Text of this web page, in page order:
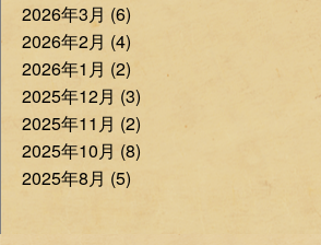
2026年3月 (6)
2026年2月 (4)
2026年1月 (2)
2025年12月 (3)
2025年11月 (2)
2025年10月 (8)
2025年8月 (5)